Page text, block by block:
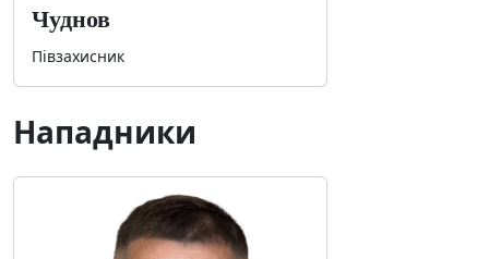
Чуднов
Півзахисник
Нападники